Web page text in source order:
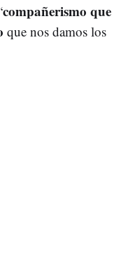
compañerismo que
que nos damos los